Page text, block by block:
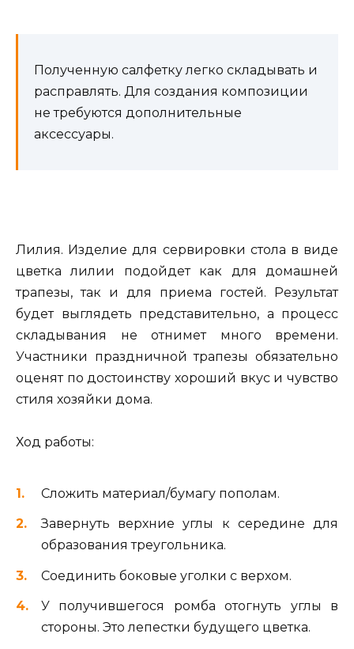
Полученную салфетку легко складывать и
расправлять. Для создания композиции
не требуются дополнительные
аксессуары.
Лилия. Изделие для сервировки стола в виде
цветка лилии подойдет как для домашней
трапезы, так и для приема гостей. Результат
будет выглядеть представительно, а процесс
складывания не отнимет много времени.
Участники праздничной трапезы обязательно
оценят по достоинству хороший вкус и чувство
стиля хозяйки дома.
Ход работы:
Сложить материал/бумагу пополам.
Завернуть верхние углы к середине для
образования треугольника.
Соединить боковые уголки с верхом.
У получившегося ромба отогнуть углы в
стороны. Это лепестки будущего цветка.